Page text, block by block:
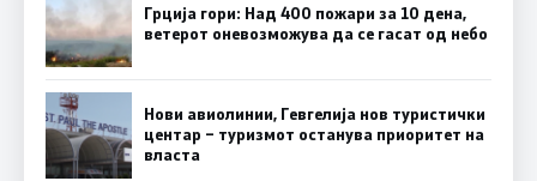
Грција гори: Над 400 пожари за 10 дена,
ветерот оневозможува да се гасат од небо
Нови авиолинии, Гевгелија нов туристички
центар – туризмот останува приоритет на
власта